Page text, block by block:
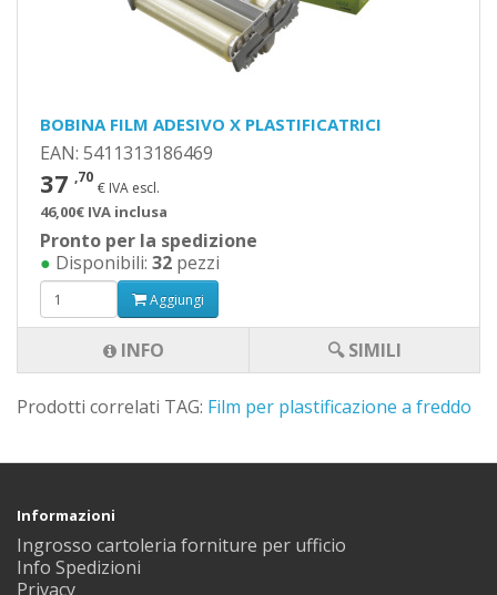
BOBINA FILM ADESIVO X PLASTIFICATRICI
EAN: 5411313186469
37 ,70
€ IVA escl.
46,00€ IVA inclusa
Pronto per la spedizione
● Disponibili: 32 pezzi
Aggiungi
INFO 🔍 SIMILI
Prodotti correlati TAG: Film per plastificazione a freddo
Informazioni
Ingrosso cartoleria forniture per ufficio
Info Spedizioni
Privacy